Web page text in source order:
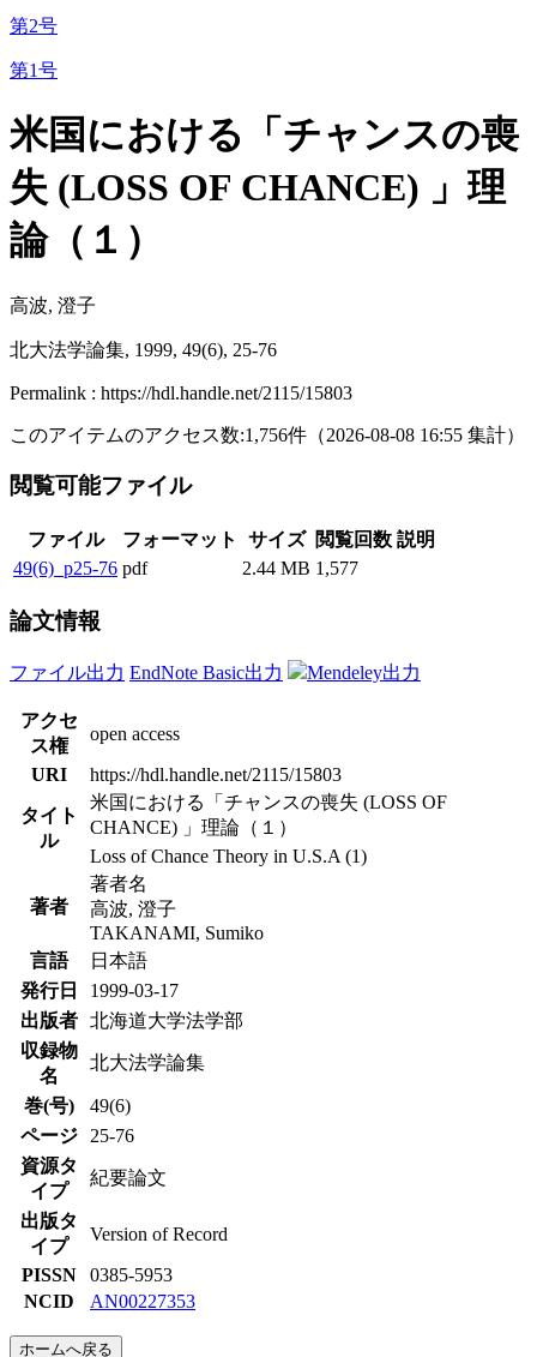
第2号
第1号
米国における「チャンスの喪
失 (LOSS OF CHANCE) 」理
論（１）
高波, 澄子
北大法学論集, 1999, 49(6), 25-76
Permalink : https://hdl.handle.net/2115/15803
このアイテムのアクセス数:1,756件 （2026-08-08 16:55 集計）
閲覧可能ファイル
ファイル フォーマット サイズ 閲覧回数 説明
49(6)_p25-76 pdf 2.44 MB 1,577
論文情報
ファイル出力 EndNote Basic出力 Mendeley出力
アクセ
ス権
open access
URI
https://hdl.handle.net/2115/15803
タイト
ル
米国における「チャンスの喪失 (LOSS OF
CHANCE) 」理論（１）
Loss of Chance Theory in U.S.A (1)
著者
著者名
高波, 澄子
TAKANAMI, Sumiko
言語
日本語
発行日
1999-03-17
出版者 北海道大学法学部
収録物
名
北大法学論集
巻(号)
49(6)
ページ
25-76
資源タ
イプ
紀要論文
出版タ
イプ
Version of Record
PISSN
0385-5953
NCID
AN00227353
ホームへ戻る